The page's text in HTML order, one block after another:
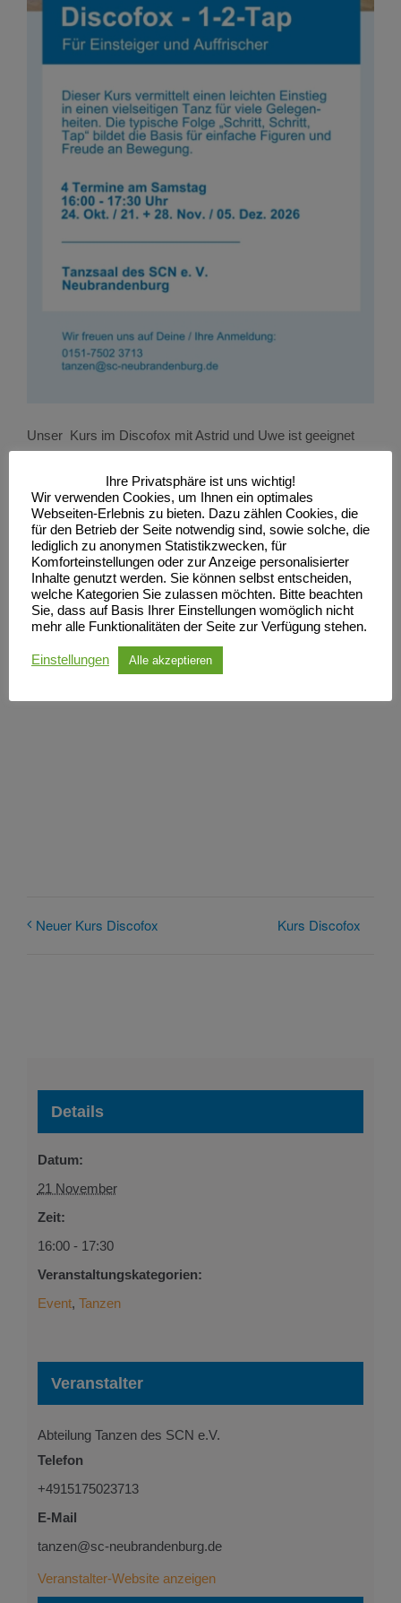
Unser Kurs im Discofox mit Astrid und Uwe ist geeignet
wenig Diskofox können. Hier lernen Sie über Grundschritte
und Figuren, wieviel Spaß der Tanz machen kann. Auch als
Auffrischungskurs ist dieser geeignet. Die Einheiten sin
einzeln buchbar. Um Anmeldung per E-Mail : tanzen@sc-
neubrandenburg.de oder per Tel/ Whats App unter 0151-
7502 3713 wird gebeten. Über diese Kontaktmöglichkeiten
können Sie auch Fragen loswerden und weitere
Neuer Kurs Discofox Kurs Discofox
Details
Datum:
21 November
Zeit:
16:00 - 17:30
Veranstaltungskategorien:
Event, Tanzen
Veranstalter
Abteilung Tanzen des SCN e.V.
Telefon
+4915175023713
E-Mail
tanzen@sc-neubrandenburg.de
Veranstalter-Website anzeigen
Ihre Privatsphäre ist uns wichtig!
Wir verwenden Cookies, um Ihnen ein optimales
Webseiten-Erlebnis zu bieten. Dazu zählen Cookies, die
für den Betrieb der Seite notwendig sind, sowie solche, die
lediglich zu anonymen Statistikzwecken, für
Komforteinstellungen oder zur Anzeige personalisierter
Inhalte genutzt werden. Sie können selbst entscheiden,
welche Kategorien Sie zulassen möchten. Bitte beachten
Sie, dass auf Basis Ihrer Einstellungen womöglich nicht
mehr alle Funktionalitäten der Seite zur Verfügung stehen.
Einstellungen Alle akzeptieren